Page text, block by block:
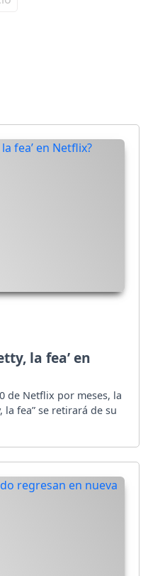
la fea’ en
de Netflix por meses, la
fea” se retirará de su